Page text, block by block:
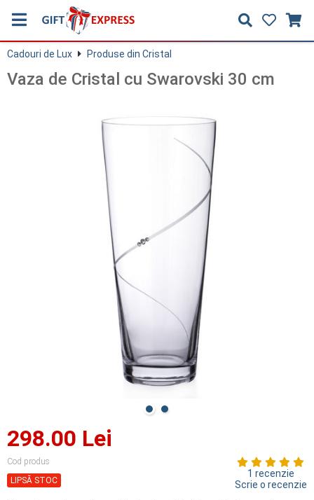
Cadouri de Lux Produse din Cristal
Vaza de Cristal cu Swarovski 30 cm
298.00 Lei
Cod produs
LIPSĂ STOC
1 recenzie
Scrie o recenzie